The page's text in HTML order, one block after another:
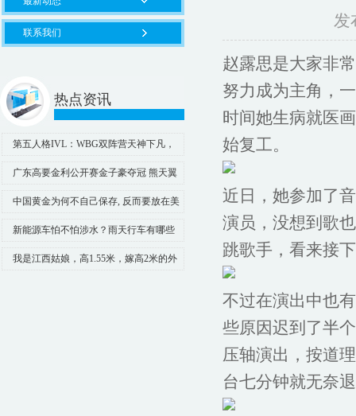
联系我们
热点资讯
第五人格IVL：WBG双阵营天神下凡，
三抓三跑拿下胜利！
广东高要金利公开赛金子豪夺冠 熊天翼
获最佳业余
中国黄金为何不自己保存, 反而要放在美
国呢? 不怕被美国私吞吗?
新能源车怕不怕涉水？雨天行车有哪些
技巧？
我是江西姑娘，高1.55米，嫁高2米的外
发
赵露思是大家非
努力成为主角，
时间她生病就医
始复工。
近日，她参加了
演员，没想到歌
跳歌手，看来接
不过在演出中也
些原因迟到了半
压轴演出，按道
台七分钟就无奈